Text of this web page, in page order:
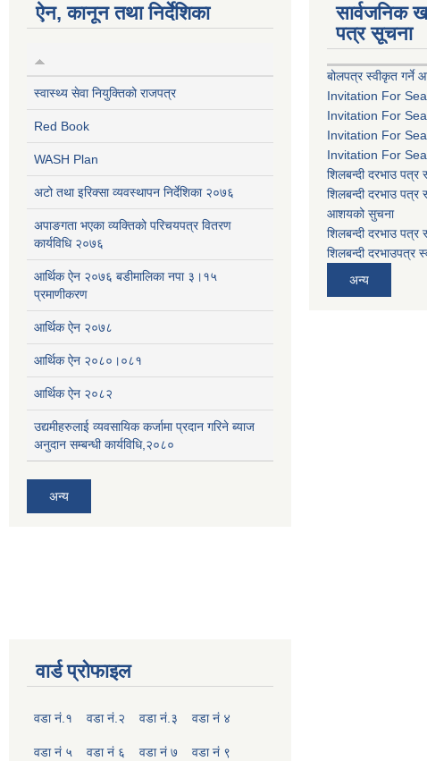
ऐन, कानून तथा निर्देशिका
स्वास्थ्य सेवा नियुक्तिको राजपत्र
Red Book
WASH Plan
अटो तथा इरिक्सा व्यवस्थापन निर्देशिका २०७६
अपाङगता भएका व्यक्तिको परिचयपत्र वितरण
कार्यविधि २०७६
आर्थिक ऐन २०७६ बडीमालिका नपा ३।१५
प्रमाणीकरण
आर्थिक ऐन २०७८
आर्थिक ऐन २०८०।०८१
आर्थिक ऐन २०८२
उद्यमीहरुलाई व्यवसायिक कर्जामा प्रदान गरिने ब्याज
अनुदान सम्बन्धी कार्यविधि,२०८०
अन्य
सार्वजनिक
पत्र सूचना
बोलपत्र स्वीकृत गर्ने
Invitation For
Invitation For
Invitation For
Invitation For
शिलबन्दी दरभाउ
शिलबन्दी दरभाउ
आशयको सुचना
शिलबन्दी दरभाउ
शिलबन्दी दरभाउपत्र
अन्य
वार्ड प्रोफाइल
वडा नं.१ वडा नं.२ वडा नं.३ वडा नं ४
वडा नं ५ वडा नं ६ वडा नं ७ वडा नं ९